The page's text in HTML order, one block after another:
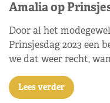
Amalia op
Door al het
Prinsjesdag 2023 een
we dat weer recht,
Lees verder